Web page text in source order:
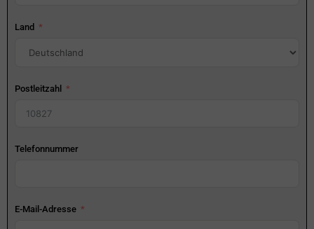
Land
Postleitzahl
Telefonnummer
E-Mail-Adresse